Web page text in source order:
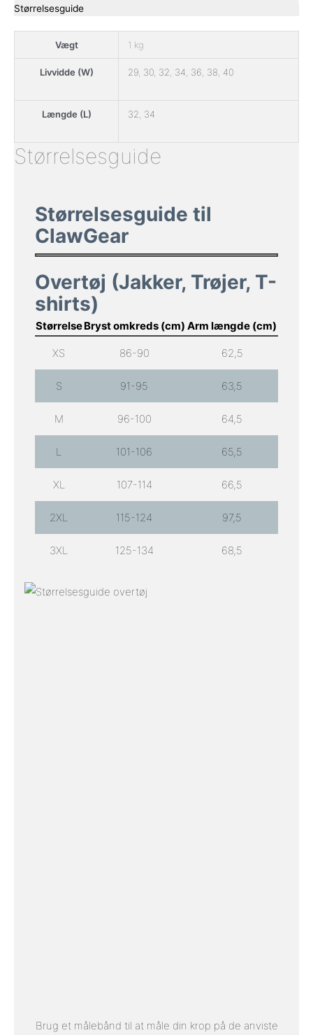
Størrelsesguide
Vægt 1 kg
Livvidde (W) 29 30 32 34 36 38 40
Længde (L) 32 34
Størrelsesguide
Størrelsesguide til
ClawGear
Overtøj (Jakker, Trøjer, T-
shirts)
StørrelseBryst omkreds (cm) Arm længde (cm)
XS 86-90 62,5
S 91-95 63,5
M 96-100 64,5
L 101-106 65,5
XL 107-114 66,5
2XL 115-124 97,5
3XL 125-134 68,5
Brug et målebånd til at måle din krop på de anviste